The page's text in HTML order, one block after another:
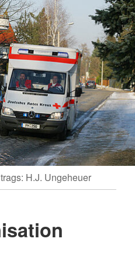
H.J. Ungeheuer